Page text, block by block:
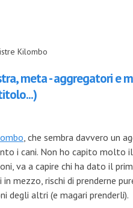
Kilombo
meta - aggregatori e
, che sembra davvero un
i cani. Non ho capito molto
va a capire chi ha dato il
mezzo, rischi di prenderne
degli altri (e magari prenderli).